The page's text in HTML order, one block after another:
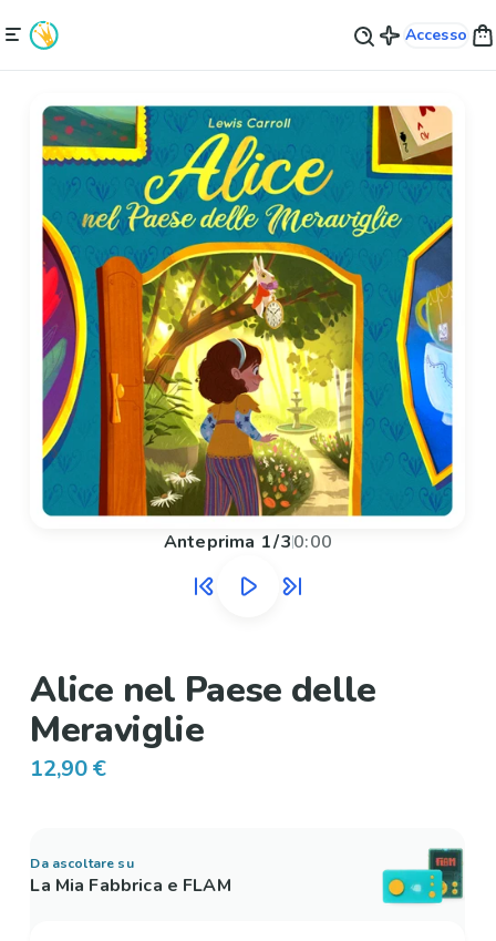
Accesso
Anteprima 1/30:00
Alice nel Paese delle
Meraviglie
12,90 €
Da ascoltare su
La Mia Fabbrica e FLAM